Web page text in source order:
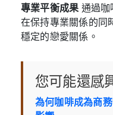
專業平衡成果 通過
在保持專業關係的同
穩定的戀愛關係。
您可能還感
為何咖啡成為商